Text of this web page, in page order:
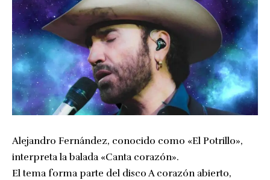
Alejandro Fernández, conocido como «El Potrillo»,
interpreta la balada «Canta corazón».
El tema forma parte del disco A corazón abierto,